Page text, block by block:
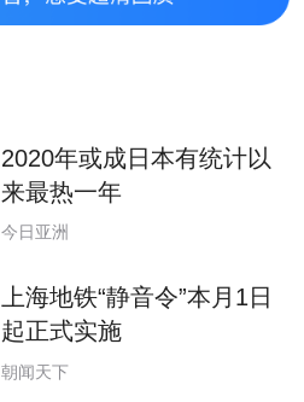
2020年或成日本有统计以
来最热一年
今日亚洲
上海地铁“静音令”本月1日
起正式实施
朝闻天下